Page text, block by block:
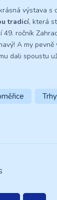
výstava s
tradicí, která
49. ročník
A my pevně
dali spoustu
Trhy